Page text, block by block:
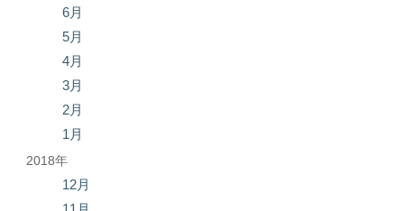
6月
5月
4月
3月
2月
1月
2018年
12月